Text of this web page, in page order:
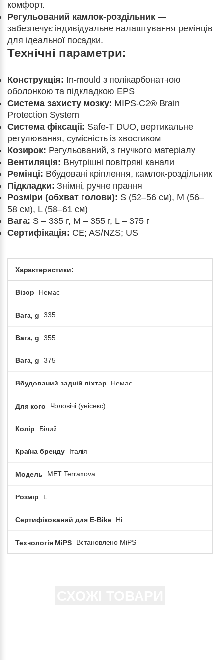
комфорт.
Регульований камлок-роздільник —
забезпечує індивідуальне налаштування ремінців
для ідеальної посадки.
Технічні параметри:
Конструкція: In-mould з полікарбонатною
оболонкою та підкладкою EPS
Система захисту мозку: MIPS-C2® Brain
Protection System
Система фіксації: Safe-T DUO, вертикальне
регулювання, сумісність із хвостиком
Козирок: Регульований, з гнучкого матеріалу
Вентиляція: Внутрішні повітряні канали
Ремінці: Вбудовані кріплення, камлок-роздільник
Підкладки: Знімні, ручне прання
Розміри (обхват голови): S (52–56 см), M (56–
58 см), L (58–61 см)
Вага: S – 335 г, M – 355 г, L – 375 г
Сертифікація: CE; AS/NZS; US
Характеристики:
Візор Немає
Вага, g 335
Вага, g 355
Вага, g 375
Вбудований задній ліхтар Немає
Для кого Чоловічі (унісекс)
Колір Білий
Країна бренду Італія
Модель MET Terranova
Розмір L
Сертифікований для E-Bike Ні
Технологія MiPS Встановлено MiPS